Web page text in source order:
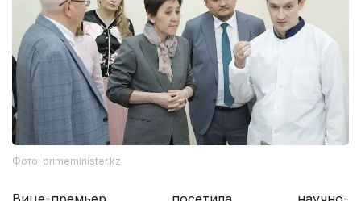
Фото: primeminister.kz